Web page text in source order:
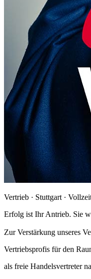
Vertrieb · Stuttgart ·
Erfolg ist Ihr Antrieb. Sie
Zur Verstärkung unseres
Vertriebsprofis für den
als freie Handelsvertreter